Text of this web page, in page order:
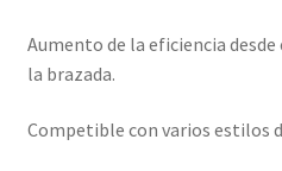
Aumento de la eficiencia
la brazada.
Competible con varios estilos